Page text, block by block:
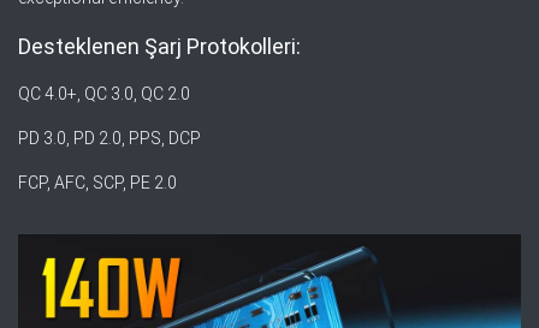
Desteklenen Şarj Protokolleri:
QC 4.0+, QC 3.0, QC 2.0
PD 3.0, PD 2.0, PPS, DCP
FCP, AFC, SCP, PE 2.0